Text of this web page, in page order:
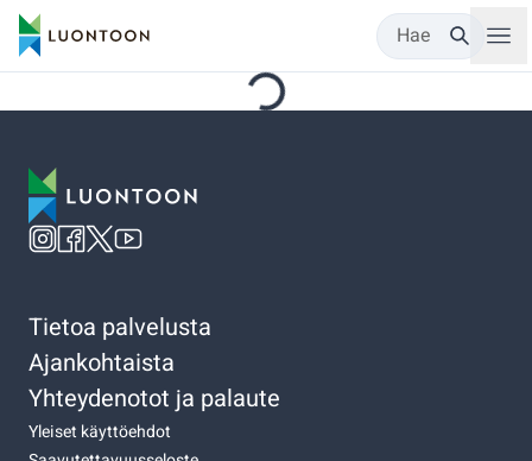
Hae
Tietoa palvelusta
Ajankohtaista
Yhteydenotot ja palaute
Yleiset käyttöehdot